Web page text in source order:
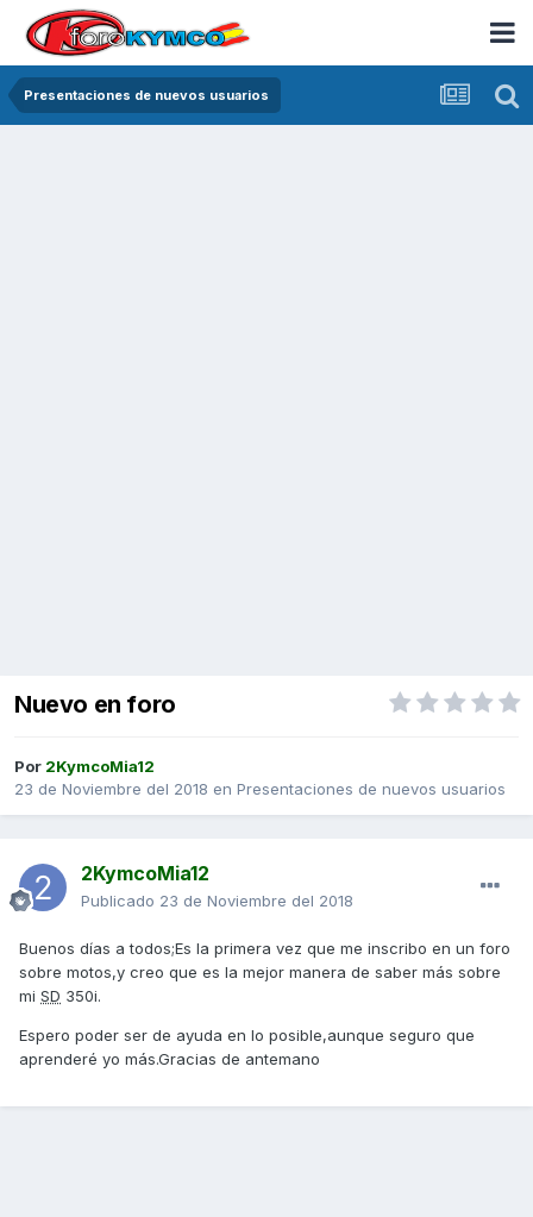
Presentaciones de nuevos usuarios
Nuevo en foro
Por 2KymcoMia12
23 de Noviembre del 2018 en Presentaciones de nuevos usuarios
2KymcoMia12
Publicado 23 de Noviembre del 2018
Buenos días a todos;Es la primera vez que me inscribo en un foro
sobre motos,y creo que es la mejor manera de saber más sobre
mi SD 350i.
Espero poder ser de ayuda en lo posible,aunque seguro que
aprenderé yo más.Gracias de antemano